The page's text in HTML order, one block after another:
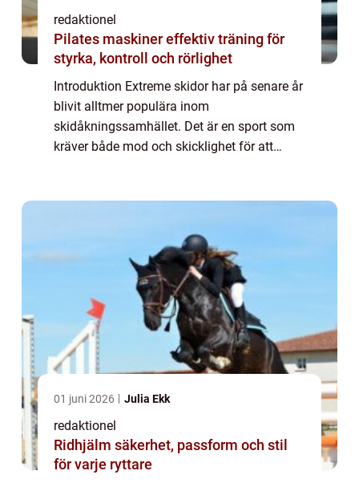
redaktionel
Pilates maskiner effektiv träning för
styrka, kontroll och rörlighet
Introduktion Extreme skidor har på senare år
blivit alltmer populära inom
skidåkningssamhället. Det är en sport som
kräver både mod och skicklighet för att
01 juni 2026 Julia Ekk
redaktionel
Ridhjälm säkerhet, passform och stil
för varje ryttare